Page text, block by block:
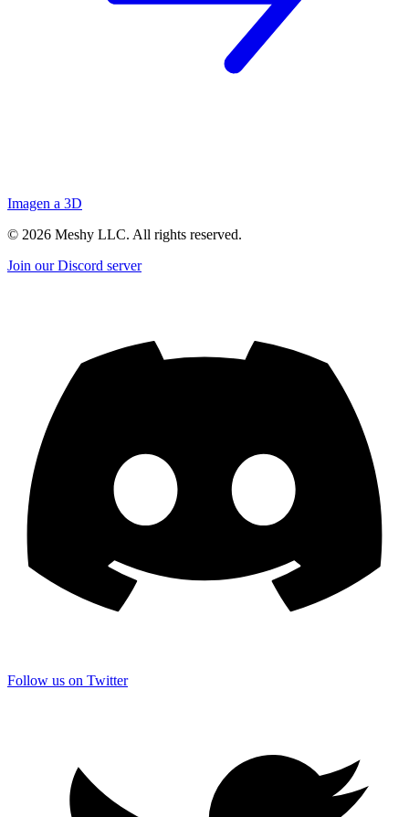
Imagen a 3D
© 2026 Meshy LLC. All rights reserved.
Join our Discord server
Follow us on Twitter